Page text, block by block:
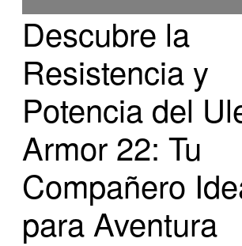
Descubre la
Resistencia y
Potencia del
Armor 22: Tu
Compañero
para Aventura